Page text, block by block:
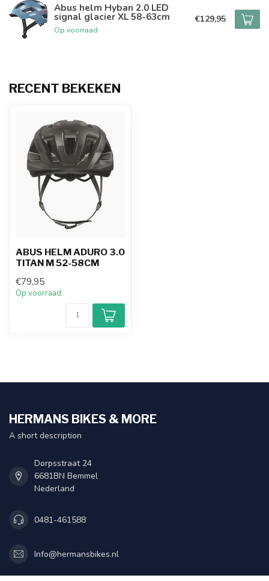
Abus helm Hyban 2.0 LED
signal glacier XL 58-63cm
Op voorraad
€129,95
RECENT BEKEKEN
ABUS HELM ADURO 3.0
TITAN M 52-58CM
€79,95
Op voorraad
HERMANS BIKES & MORE
A short description
Dorpsstraat 24
6681BN Bemmel
Nederland
0481-461588
Info@hermansbikes.nl